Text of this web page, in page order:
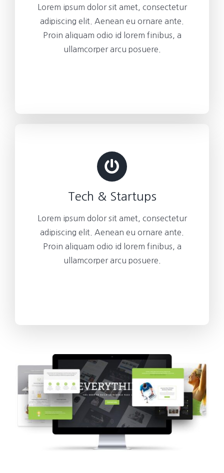
Lorem ipsum dolor sit amet, consectetur
adipiscing elit. Aenean eu ornare ante.
Proin aliquam odio id lorem finibus, a
ullamcorper arcu posuere.
Tech & Startups
Lorem ipsum dolor sit amet, consectetur
adipiscing elit. Aenean eu ornare ante.
Proin aliquam odio id lorem finibus, a
ullamcorper arcu posuere.